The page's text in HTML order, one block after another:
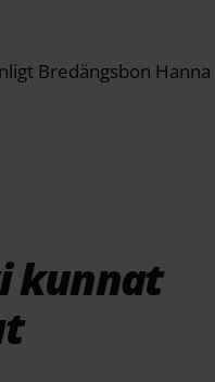
Bredängsbon Hanna
kunnat